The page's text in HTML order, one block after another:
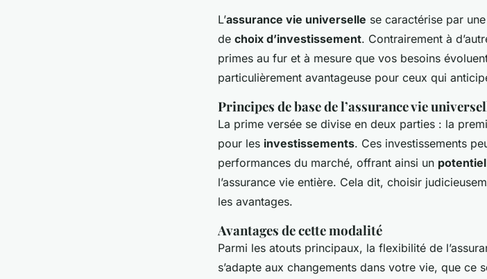
L’assurance vie universelle se caractérise par
de choix d’investissement. Contrairement à
primes au fur et à mesure que vos besoins
particulièrement avantageuse pour ceux qui
Principes de base de l’assurance vie
La prime versée se divise en deux parties : la
pour les investissements. Ces investissements
performances du marché, offrant ainsi un
l’assurance vie entière. Cela dit, choisir
les avantages.
Avantages de cette modalité
Parmi les atouts principaux, la flexibilité de
s’adapte aux changements dans votre vie, que ce